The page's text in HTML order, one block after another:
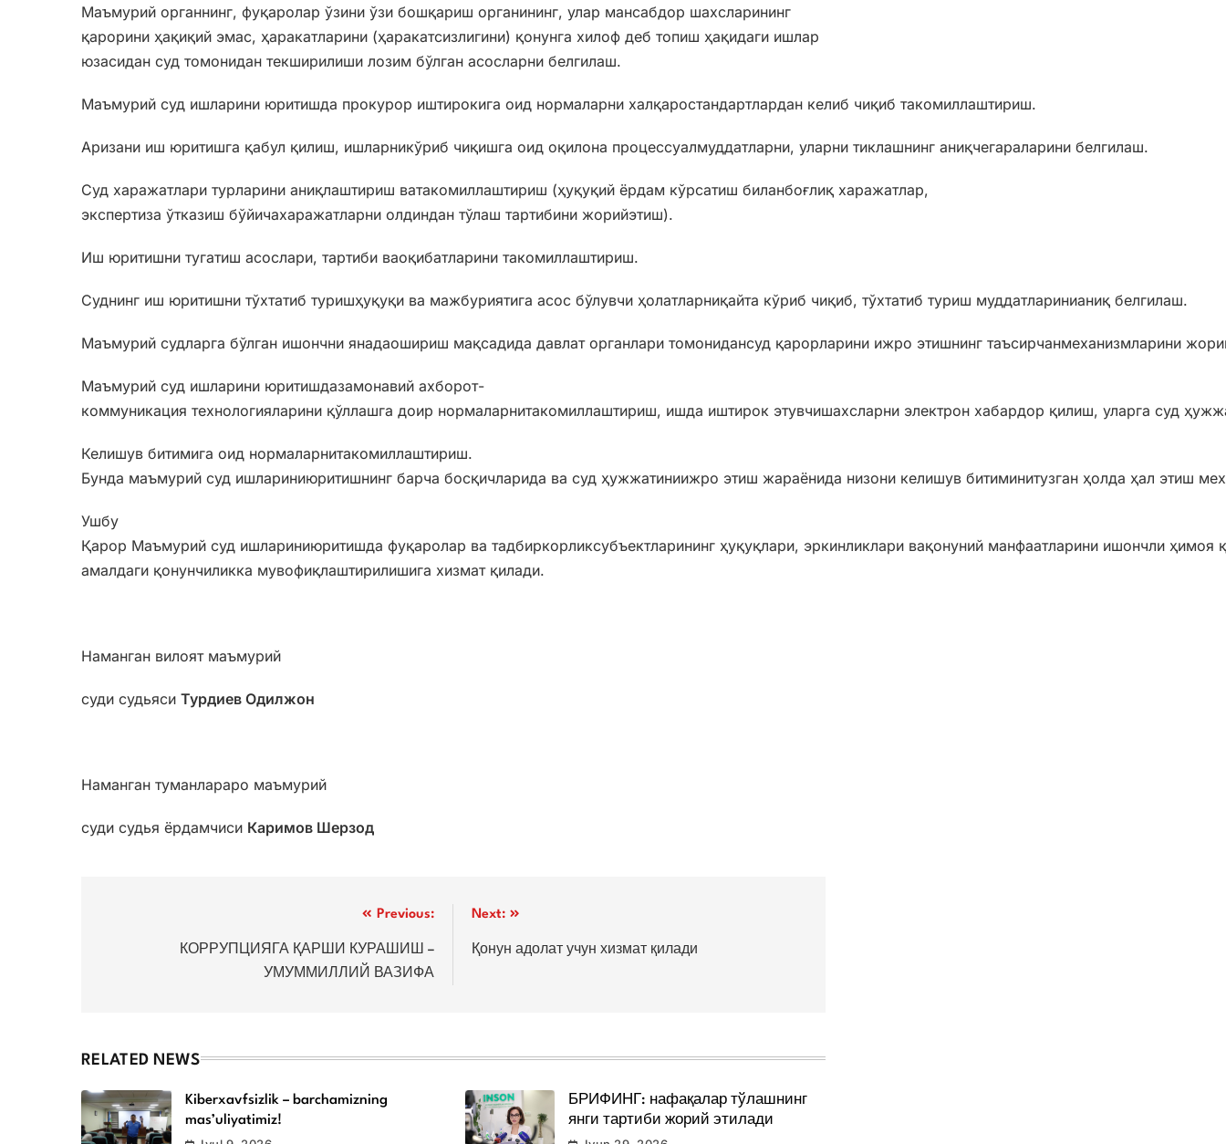
Маъмурий органнинг, фуқаролар ўзини ўзи бошқариш органининг, улар мансабдор шахсларининг
қарорини ҳақиқий эмас, ҳаракатларини (ҳаракатсизлигини) қонунга хилоф деб топиш ҳақидаги ишлар
юзасидан суд томонидан текширилиши лозим бўлган асосларни белгилаш.
Маъмурий суд ишларини юритишда прокурор иштирокига оид нормаларни халқаростандартлардан келиб чиқиб такомиллаштириш.
Аризани иш юритишга қабул қилиш, ишларникўриб чиқишга оид оқилона процессуалмуддатларни, уларни тиклашнинг аниқчегараларини белгилаш.
Суд харажатлари турларини аниқлаштириш ватакомиллаштириш (ҳуқуқий ёрдам кўрсатиш биланбоғлиқ харажатлар,
экспертиза ўтказиш бўйичахаражатларни олдиндан тўлаш тартибини жорийэтиш).
Иш юритишни тугатиш асослари, тартиби ваоқибатларини такомиллаштириш.
Суднинг иш юритишни тўхтатиб туришҳуқуқи ва мажбуриятига асос бўлувчи ҳолатларниқайта кўриб чиқиб, тўхтатиб туриш муддатларинианиқ белгилаш.
Маъмурий судларга бўлган ишончни янадаошириш мақсадида давлат органлари томонидансуд қарорларини ижро этишнинг таъсирчанмеханизмларини
Маъмурий суд ишларини юритишдазамонавий ахборот-
коммуникация технологияларини қўллашга доир нормаларнитакомиллаштириш, ишда иштирок этувчишахсларни электрон хабардор қилиш, уларга суд
Келишув битимига оид нормаларнитакомиллаштириш.
Бунда маъмурий суд ишлариниюритишнинг барча босқичларида ва суд ҳужжатиниижро этиш жараёнида низони келишув битиминитузган ҳолда ҳал этиш
Ушбу
Қарор Маъмурий суд ишлариниюритишда фуқаролар ва тадбиркорликсубъектларининг ҳуқуқлари, эркинликлари вақонуний манфаатларини ишончли ҳимоя
амалдаги қонунчиликка мувофиқлаштирилишига хизмат қилади.
Наманган вилоят маъмурий
суди судьяси Турдиев Одилжон
Наманган туманлараро маъмурий
суди судья ёрдамчиси Каримов Шерзод
Previous:
КОРРУПЦИЯГА ҚАРШИ КУРАШИШ –
УМУММИЛЛИЙ ВАЗИФА
Next:
Қонун адолат учун хизмат қилади
RELATED NEWS
Kiberxavfsizlik – barchamizning
mas’uliyatimiz!
БРИФИНГ: нафақалар тўлашнинг
янги тартиби жорий этилади